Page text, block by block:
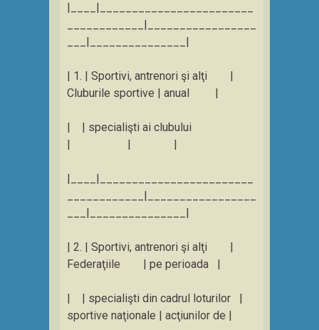
|____|________________________
____________|_________________
___|_______________|
| 1. | Sportivi, antrenori şi alţi |
Cluburile sportive | anual |
| | specialişti ai clubului
| | |
|____|________________________
____________|_________________
___|_______________|
| 2. | Sportivi, antrenori şi alţi |
Federaţiile | pe perioada |
| | specialişti din cadrul loturilor |
sportive naţionale | acţiunilor de |